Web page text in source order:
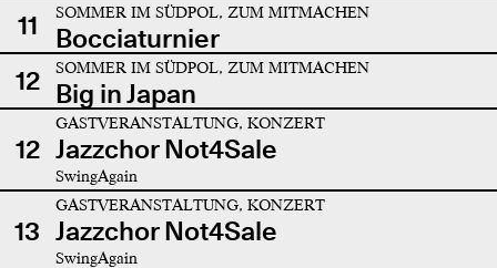
11 SOMMER IM SÜDPOL, ZUM MITMACHEN
Bocciaturnier
12
SOMMER IM SÜDPOL, ZUM MITMACHEN
Big in Japan
12
GASTVERANSTALTUNG, KONZERT
Jazzchor Not4Sale
SwingAgain
13
GASTVERANSTALTUNG, KONZERT
Jazzchor Not4Sale
SwingAgain